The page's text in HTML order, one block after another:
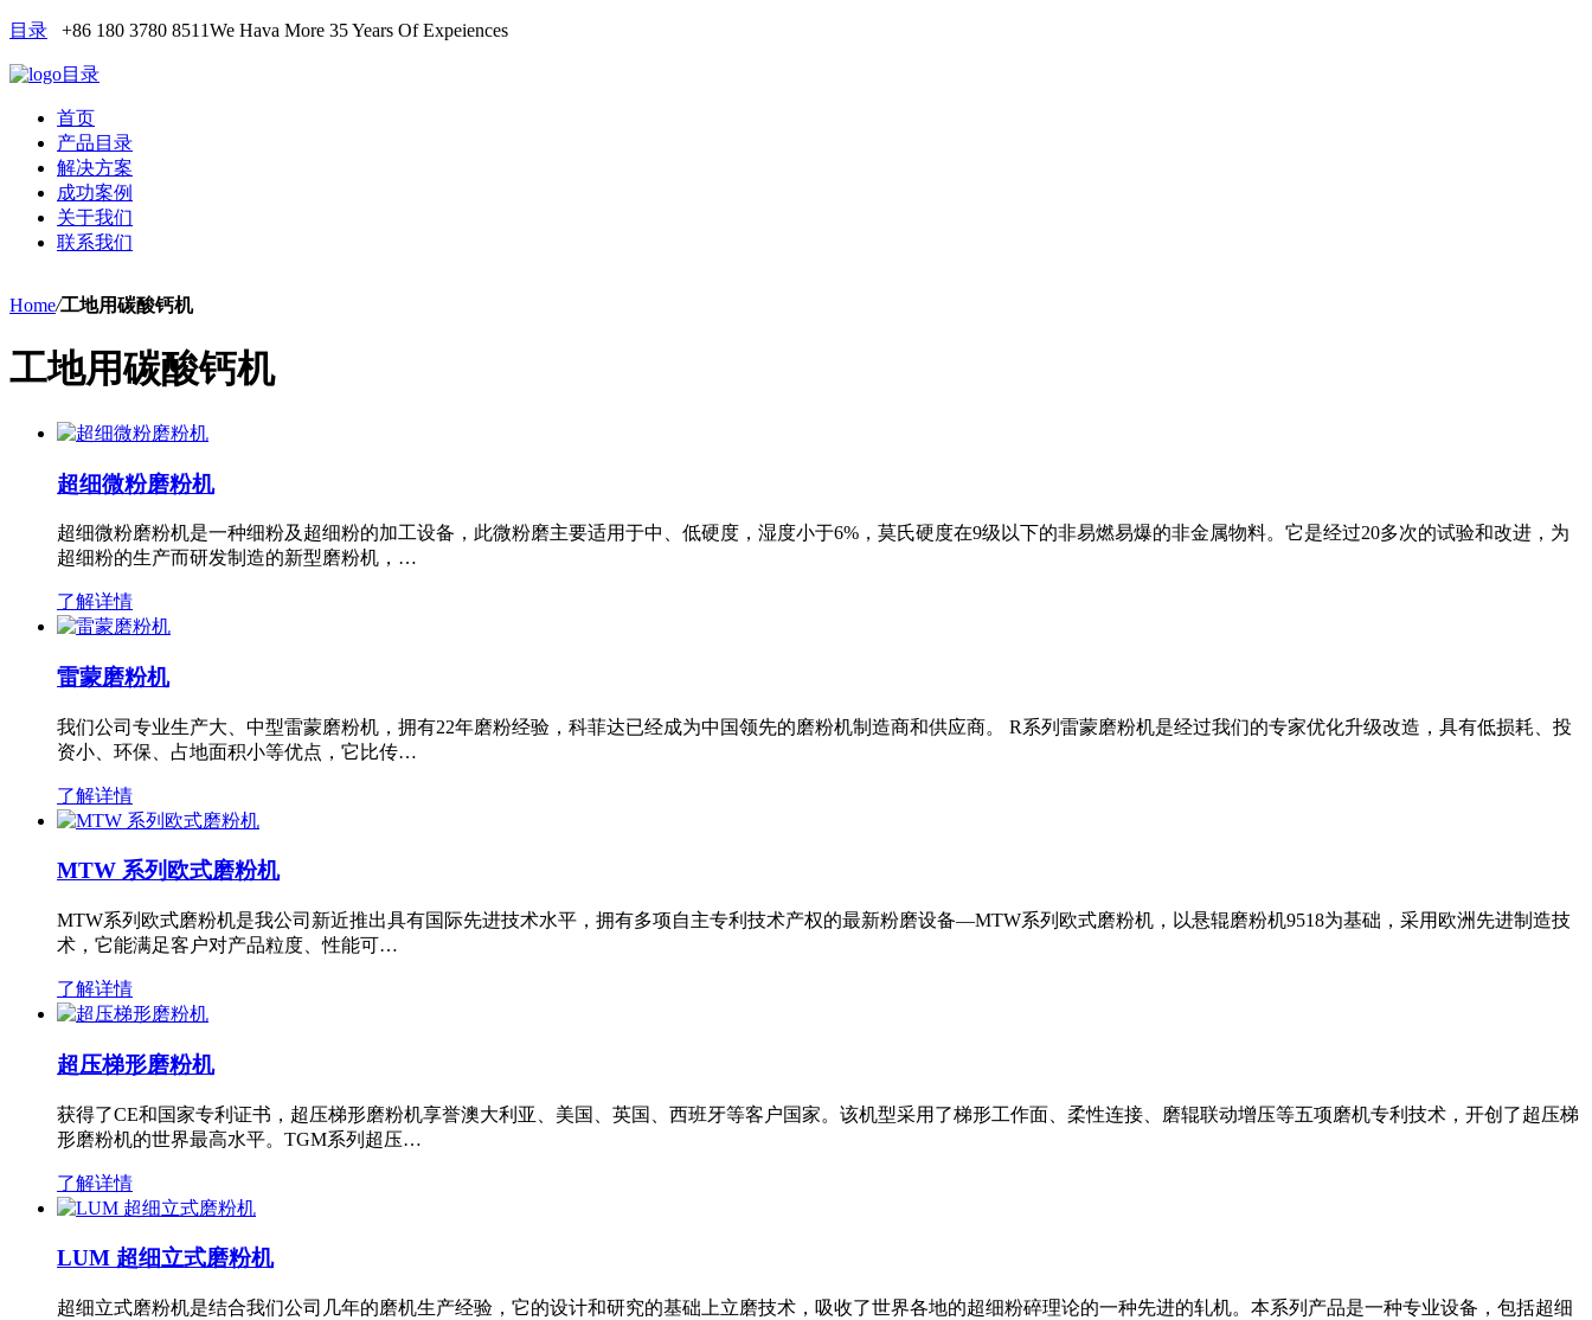
目录 +86 180 3780 8511We Hava More 35 Years Of Expeiences
目录
首页
产品目录
解决方案
成功案例
关于我们
联系我们
Home/工地用碳酸钙机
工地用碳酸钙机
超细微粉磨粉机
超细微粉磨粉机是一种细粉及超细粉的加工设备，此微粉磨主要适用于中、低硬度，湿度小于6%，莫氏硬度在9级以下的非易燃易爆的非金属物料。它是经过20多次的试验和改进，为
超细粉的生产而研发制造的新型磨粉机，…
了解详情
雷蒙磨粉机
我们公司专业生产大、中型雷蒙磨粉机，拥有22年磨粉经验，科菲达已经成为中国领先的磨粉机制造商和供应商。 R系列雷蒙磨粉机是经过我们的专家优化升级改造，具有低损耗、投
资小、环保、占地面积小等优点，它比传…
了解详情
MTW 系列欧式磨粉机
MTW系列欧式磨粉机是我公司新近推出具有国际先进技术水平，拥有多项自主专利技术产权的最新粉磨设备—MTW系列欧式磨粉机，以悬辊磨粉机9518为基础，采用欧洲先进制造技
术，它能满足客户对产品粒度、性能可…
了解详情
超压梯形磨粉机
获得了CE和国家专利证书，超压梯形磨粉机享誉澳大利亚、美国、英国、西班牙等客户国家。该机型采用了梯形工作面、柔性连接、磨辊联动增压等五项磨机专利技术，开创了超压梯
形磨粉机的世界最高水平。TGM系列超压…
了解详情
LUM 超细立式磨粉机
超细立式磨粉机是结合我们公司几年的磨机生产经验，它的设计和研究的基础上立磨技术，吸收了世界各地的超细粉碎理论的一种先进的轧机。本系列产品是一种专业设备，包括超细